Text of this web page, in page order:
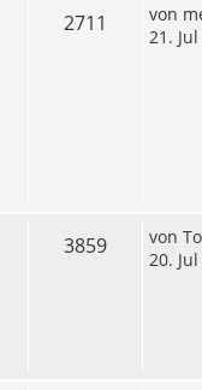
2711 von
21.
3859 von
20.